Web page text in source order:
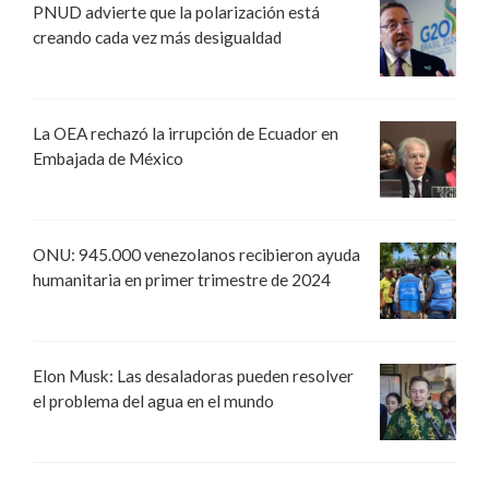
PNUD advierte que la polarización está
creando cada vez más desigualdad
La OEA rechazó la irrupción de Ecuador en
Embajada de México
ONU: 945.000 venezolanos recibieron ayuda
humanitaria en primer trimestre de 2024
Elon Musk: Las desaladoras pueden resolver
el problema del agua en el mundo